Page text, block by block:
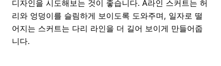
디자인을 시도해보는 것이 좋습니다. A라인 스커트는 허
리와 엉덩이를 슬림하게 보이도록 도와주며, 일자로 떨
어지는 스커트는 다리 라인을 더 길어 보이게 만들어줍
니다.